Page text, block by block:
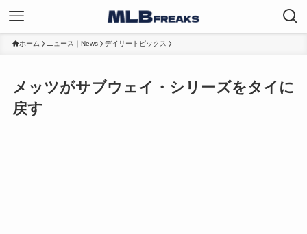
ホーム ニュース｜News デイリートピックス
メッツがサブウェイ・シリーズをタイに
戻す